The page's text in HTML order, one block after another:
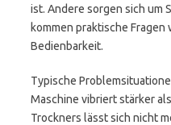
ist. Andere sorgen sich um
kommen praktische
Bedienbarkeit.
Typische
Maschine vibriert stärker
Trockners lässt sich nicht